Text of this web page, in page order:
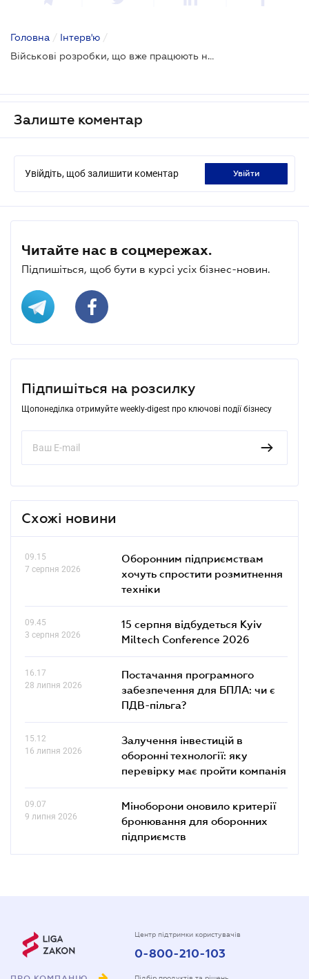
Головна / Інтерв'ю /
Військові розробки, що вже працюють на тил: як технології переходять у цивільне життя
Залиште коментар
Увійдіть, щоб залишити коментар увійти
Читайте нас в соцмережах.
Підпишіться, щоб бути в курсі усіх бізнес-новин.
Підпишіться на розсилку
Щопонеділка отримуйте weekly-digest про ключові події бізнесу
Схожі новини
09.15
7 серпня 2026
Оборонним підприємствам
хочуть спростити розмитнення
техніки
09.45
3 серпня 2026
15 серпня відбудеться Kyiv
Miltech Conference 2026
16.17
28 липня 2026
Постачання програмного
забезпечення для БПЛА: чи є
ПДВ-пільга?
15.12
16 липня 2026
Залучення інвестицій в
оборонні технології: яку
перевірку має пройти компанія
09.07
9 липня 2026
Міноборони оновило критерії
бронювання для оборонних
підприємств
Центр підтримки користувачів
0-800-210-103